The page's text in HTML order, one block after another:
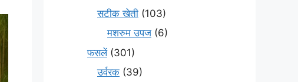
सटीक खेती (103)
मशरुम उपज (6)
फसलें(301)
उर्वरक (39)